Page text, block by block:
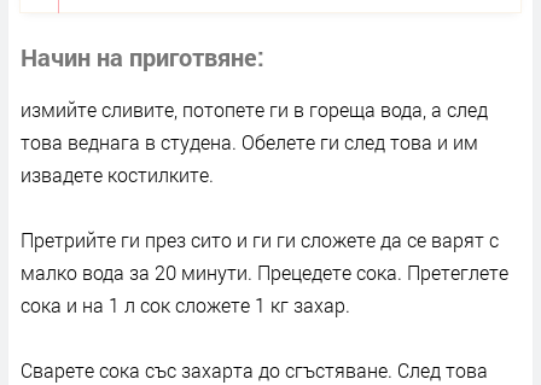
Начин на приготвяне
измийте сливите, потопете ги в гореща вода, а след
това веднага в студена. Обелете ги след това и им
извадете костилките.
Претрийте ги през сито и ги ги сложете да се варят с
малко вода за 20 минути. Прецедете сока. Претеглете
сока и на 1 л сок сложете 1 кг захар.
Сварете сока със захарта до сгъстяване. След това